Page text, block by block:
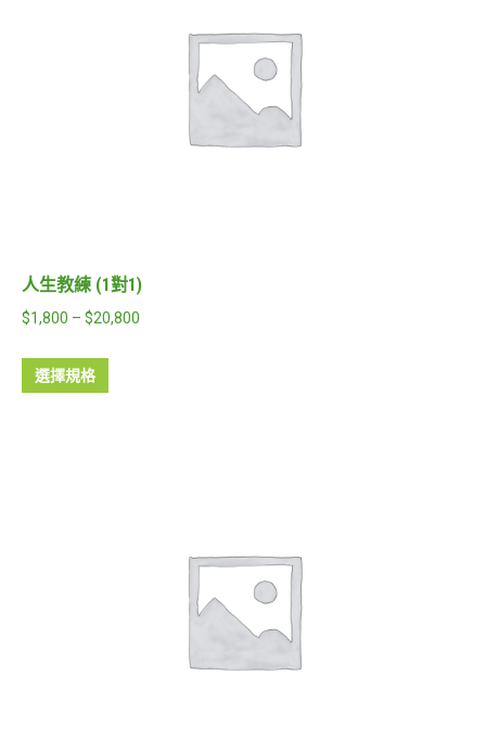
人生教練 (1對1)
$1,800 – $20,800
選擇規格